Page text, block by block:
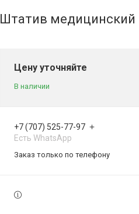
Штатив
Цену уточняйте
В наличии
+7 (707) 525-77-97
Есть WhatsApp
Заказ только по телефону